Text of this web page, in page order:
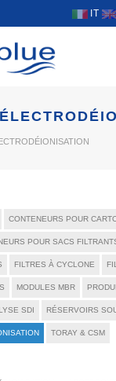
IT
CONTENEURS POUR
POUR SACS
FILTRES À CYCLONE
MODULES MBR
SDI RÉSERVOIRS
TORAY & CSM